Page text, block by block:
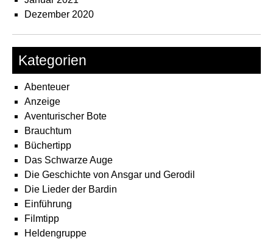
Dezember 2020
Kategorien
Abenteuer
Anzeige
Aventurischer Bote
Brauchtum
Büchertipp
Das Schwarze Auge
Die Geschichte von Ansgar und Gerodil
Die Lieder der Bardin
Einführung
Filmtipp
Heldengruppe